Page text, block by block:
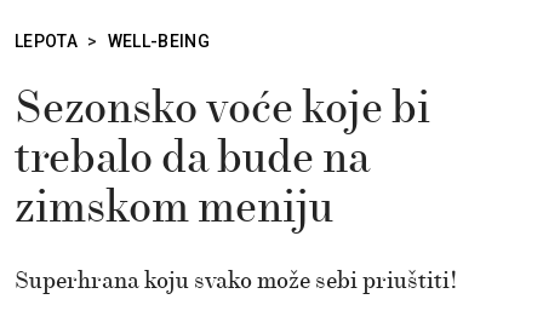
LEPOTA > WELL-BEING
Sezonsko voće koje bi
trebalo da bude na
zimskom meniju
Superhrana koju svako može sebi priuštiti!